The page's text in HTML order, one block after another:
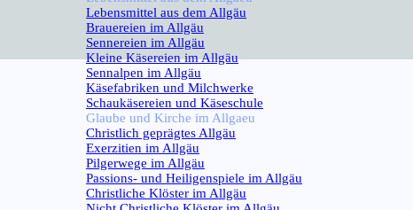
Lebensmittel aus dem Allgäu
Brauereien im Allgäu
Sennereien im Allgäu
Kleine Käsereien im Allgäu
Sennalpen im Allgäu
Käsefabriken und Milchwerke
Schaukäsereien und Käseschule
Glaube und Kirche im Allgaeu
Christlich geprägtes Allgäu
Exerzitien im Allgäu
Pilgerwege im Allgäu
Passions- und Heiligenspiele im Allgäu
Christliche Klöster im Allgäu